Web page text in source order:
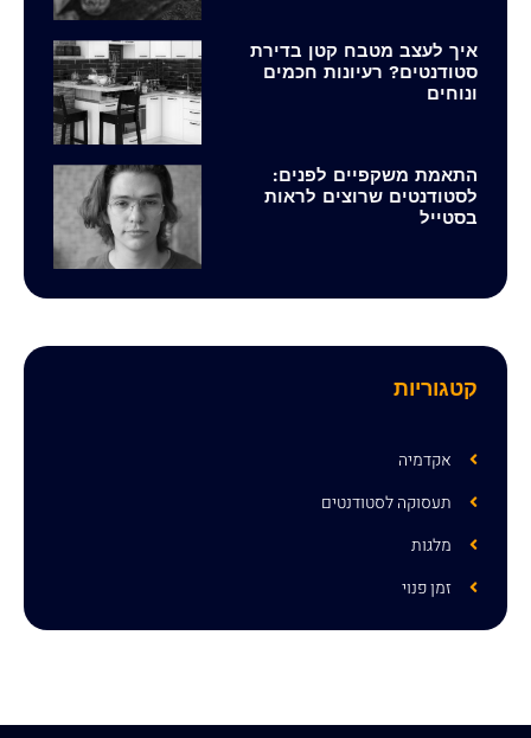
איך לעצב מטבח קטן בדירת
סטודנטים? רעיונות חכמים
ונוחים
התאמת משקפיים לפנים:
לסטודנטים שרוצים לראות
בסטייל
קטגוריות
אקדמיה
תעסוקה לסטודנטים
מלגות
זמן פנוי